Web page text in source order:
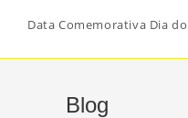
Data Comemorativa Dia
Blog